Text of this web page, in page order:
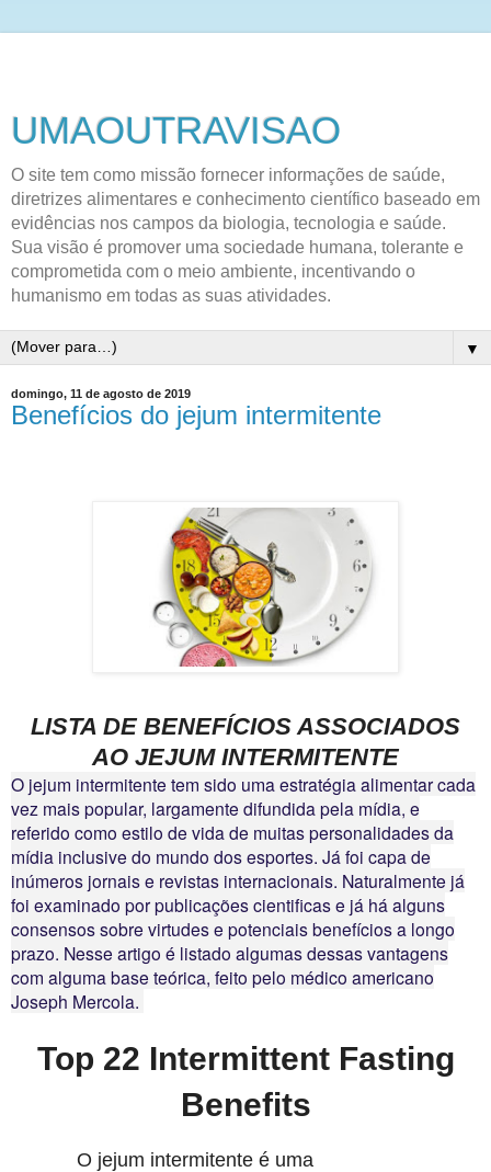
UMAOUTRAVISAO
O site tem como missão fornecer informações de saúde,
diretrizes alimentares e conhecimento científico baseado em
evidências nos campos da biologia, tecnologia e saúde.
Sua visão é promover uma sociedade humana, tolerante e
comprometida com o meio ambiente, incentivando o
humanismo em todas as suas atividades.
▼
domingo, 11 de agosto de 2019
Benefícios do jejum intermitente
LISTA DE BENEFÍCIOS ASSOCIADOS
AO JEJUM INTERMITENTE
O jejum intermitente tem sido uma estratégia alimentar cada
vez mais popular, largamente difundida pela mídia, e
referido como estilo de vida de muitas personalidades da
mídia inclusive do mundo dos esportes. Já foi capa de
inúmeros jornais e revistas internacionais. Naturalmente já
foi examinado por publicações cientificas e já há alguns
consensos sobre virtudes e potenciais benefícios a longo
prazo. Nesse artigo é listado algumas dessas vantagens
com alguma base teórica, feito pelo médico americano
Joseph Mercola.
Top 22 Intermittent Fasting
Benefits
O jejum intermitente é uma